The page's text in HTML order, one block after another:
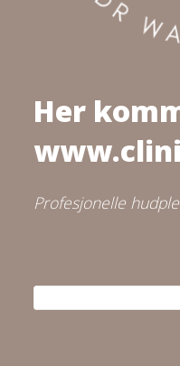
Her
Profesjonelle